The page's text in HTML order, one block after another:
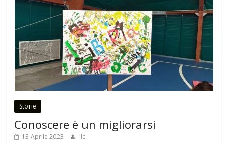
Storie
Conoscere è un migliorarsi
13 Aprile 2023 llc